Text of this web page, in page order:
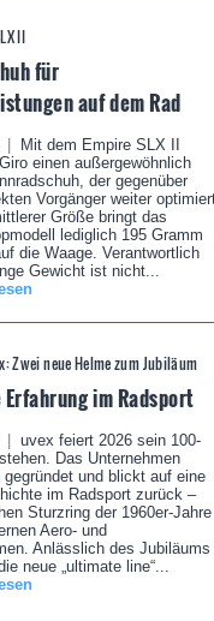
II
für
auf dem Rad
Mit dem Empire SLX II
einen außergewöhnlich
der gegenüber
Vorgänger weiter
Größe bringt das
lediglich 195 Gramm
die Waage. Verantwortlich
Gewicht ist nicht...
Zwei neue Helme zum Jubiläum
Erfahrung im Radsport
uvex feiert 2026 sein 100-
Das Unternehmen
gegründet und blickt auf eine
im Radsport zurück –
Sturzring der 1960er-Jahre
Aero- und
Anlässlich des Jubiläums
neue „ultimate line“...